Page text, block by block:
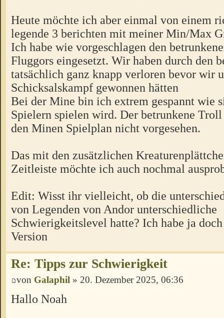
Heute möchte ich aber einmal von einem
legende 3 berichten mit meiner Min/Max
Ich habe wie vorgeschlagen den
Fluggors eingesetzt. Wir haben durch den
tatsächlich ganz knapp verloren bevor wir
Schicksalskampf gewonnen hätten
Bei der Mine bin ich extrem gespannt wie
Spielern spielen wird. Der betrunkene
den Minen Spielplan nicht vorgesehen.
Das mit den zusätzlichen
Zeitleiste möchte ich auch nochmal
Edit: Wisst ihr vielleicht, ob die
von Legenden von Andor unterschiedliche
Schwierigkeitslevel hatte? Ich habe ja
Version
Re: Tipps zur Schwierigkeit
von Galaphil » 20. Dezember 2025, 06:36
Hallo Noah